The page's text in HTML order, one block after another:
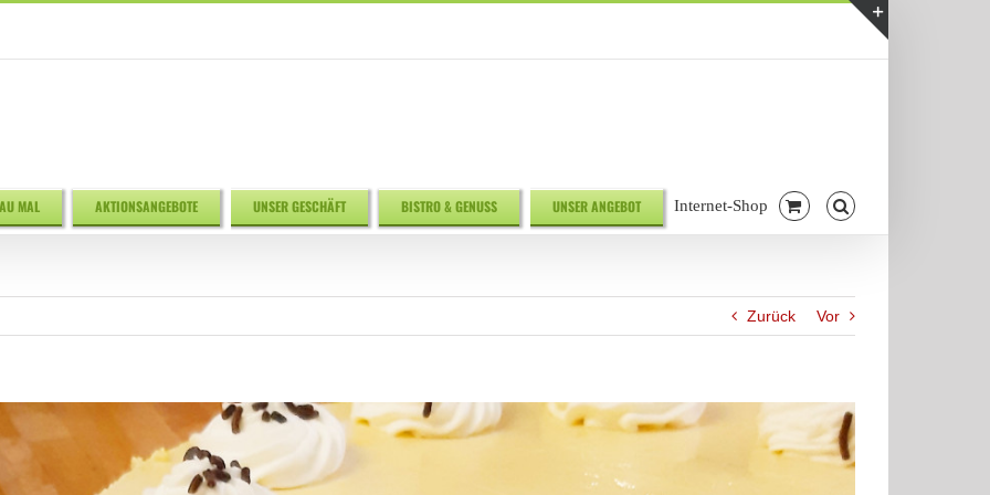
MAL AKTIONSANGEBOTE UNSER GESCHÄFT BISTRO & GENUSS UNSER ANGEBOT Internet-Shop
Zurück Vor